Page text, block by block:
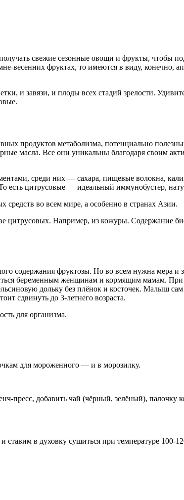
свежие сезонные овощи и фрукты,
весенних фруктах, то имеются в виду,
и завязи, и плоды всех стадий зрелости.
продуктов метаболизма, потенциально
масла. Все они уникальны благодаря своим
среди них — сахара, пищевые волокна,
есть цитрусовые — идеальный иммунобустер,
средств во всем мире, а особенно в странах Азии.
Например, из кожуры. Содержание
содержания фруктозы. Но во всем нужна мера
беременным женщинам и кормящим мамам. При
дольку без плёнок и косточек. Малыш сам
сдвинуть до 3-летнего возраста.
для организма.
для мороженного — и в морозилку.
пресс, добавить чай (чёрный, зелёный), палочку
в духовку сушиться при температуре 100-